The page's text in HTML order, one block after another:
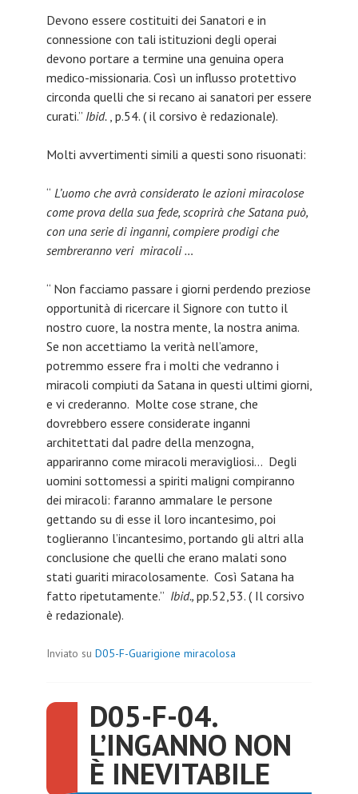
Devono essere costituiti dei Sanatori e in
connessione con tali istituzioni degli operai
devono portare a termine una genuina opera
medico-missionaria. Così un influsso protettivo
circonda quelli che si recano ai sanatori per essere
curati.” Ibid. , p.54. ( il corsivo è redazionale).
Molti avvertimenti simili a questi sono risuonati:
“ L’uomo che avrà considerato le azioni miracolose
come prova della sua fede, scoprirà che Satana può,
con una serie di inganni, compiere prodigi che
sembreranno veri miracoli …
“ Non facciamo passare i giorni perdendo preziose
opportunità di ricercare il Signore con tutto il
nostro cuore, la nostra mente, la nostra anima.
Se non accettiamo la verità nell’amore,
potremmo essere fra i molti che vedranno i
miracoli compiuti da Satana in questi ultimi giorni,
e vi crederanno. Molte cose strane, che
dovrebbero essere considerate inganni
architettati dal padre della menzogna,
appariranno come miracoli meravigliosi… Degli
uomini sottomessi a spiriti maligni compiranno
dei miracoli: faranno ammalare le persone
gettando su di esse il loro incantesimo, poi
toglieranno l’incantesimo, portando gli altri alla
conclusione che quelli che erano malati sono
stati guariti miracolosamente. Così Satana ha
fatto ripetutamente.” Ibid., pp.52,53. ( Il corsivo
è redazionale).
Inviato su D05-F-Guarigione miracolosa
D05-F-04.
L’INGANNO NON
È INEVITABILE